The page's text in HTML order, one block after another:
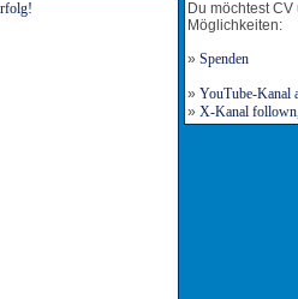
Du möchtest
Möglichkeiten:
» Spenden
» YouTube-Kanal
» X-Kanal